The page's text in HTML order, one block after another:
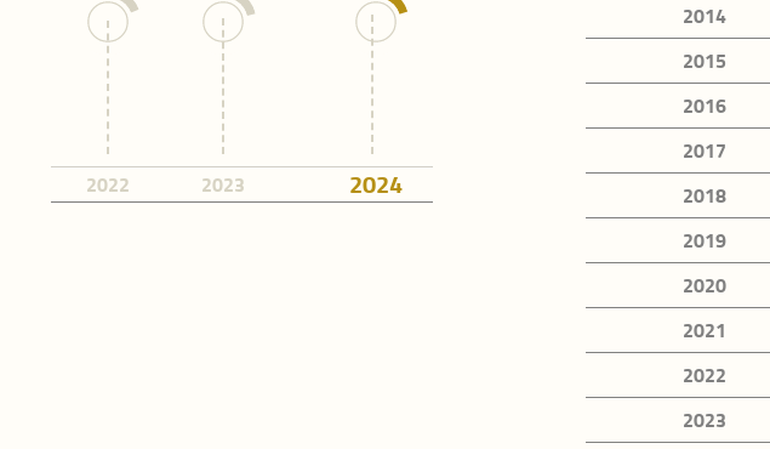
2022 2023 2024
2014
2015
2016
2017
2018
2019
2020
2021
2022
2023
Indicatori di Benessere
di Modena (BesT)
Dominio Salute
Dominio
Dominio
sociali
Dominio